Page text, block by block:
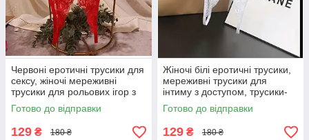
Червоні еротичні трусики для
сексу, жіночі мереживні
трусики для рольових ігор з
відкритою промежиною
Готово до відправки
129 ₴ 180 ₴
Жіночі білі еротичні трусики,
мереживні трусики для
інтиму з доступом, трусики-
стринги з вирізом
Готово до відправки
129 ₴ 180 ₴